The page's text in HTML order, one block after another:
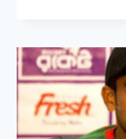
হেরে
বললেন
রোহিত?